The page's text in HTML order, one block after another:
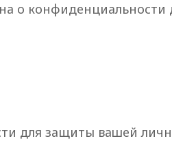
о конфиденциальности
для защиты вашей